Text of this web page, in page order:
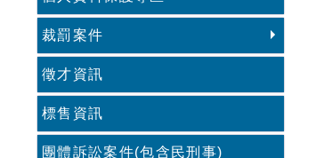
裁罰案件
徵才資訊
標售資訊
團體訴訟案件(包含民刑事)